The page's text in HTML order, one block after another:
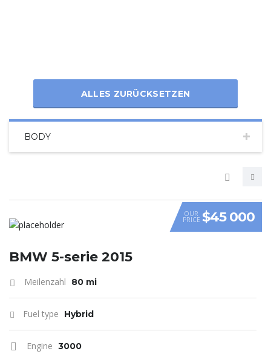
ALLES ZURÜCKSETZEN
BODY
VIDEO
OUR
PRICE $45 000
BMW 5-serie 2015
Meilenzahl 80 mi
Fuel type Hybrid
Engine 3000